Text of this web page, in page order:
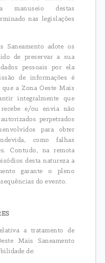
manuseio destas
nas legislações
Saneamento adote os
de preservar a sua
pessoais por ela
de informações é
a Zona Oeste Mais
integralmente que
e/ou envia não
perpetrados
para obter
como falhas
Contudo, na remota
desta natureza a
garante o pleno
do evento.
a tratamento de
Mais Saneamento
de: